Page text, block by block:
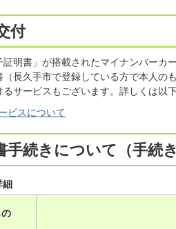
付
証明書」が搭載されたマイナンバー
（長久手市で登録している方で本人の
サービスもございます。詳しくは以
ビスについて
手続きについて（手続
細